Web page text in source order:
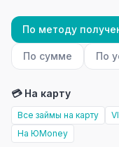
По методу
По сумме По
💳 На карту
Все займы на карту
На ЮMoney